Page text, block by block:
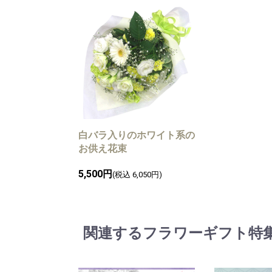
白バラ入りのホワイト系の
お供え花束
5,500円 (税込 6,050円)
関連するフラワーギフト特